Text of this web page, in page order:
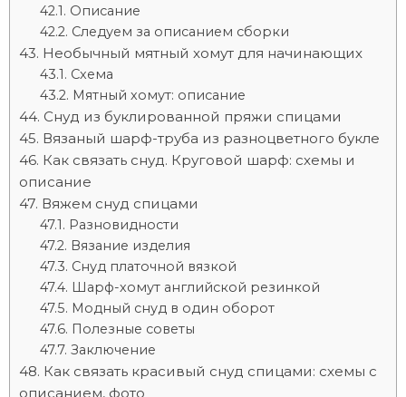
Описание
Следуем за описанием сборки
Необычный мятный хомут для начинающих
Схема
Мятный хомут: описание
Снуд из буклированной пряжи спицами
Вязаный шарф-труба из разноцветного букле
Как связать снуд. Круговой шарф: схемы и
описание
Вяжем снуд спицами
Разновидности
Вязание изделия
Снуд платочной вязкой
Шарф-хомут английской резинкой
Модный снуд в один оборот
Полезные советы
Заключение
Как связать красивый снуд спицами: схемы с
описанием, фото